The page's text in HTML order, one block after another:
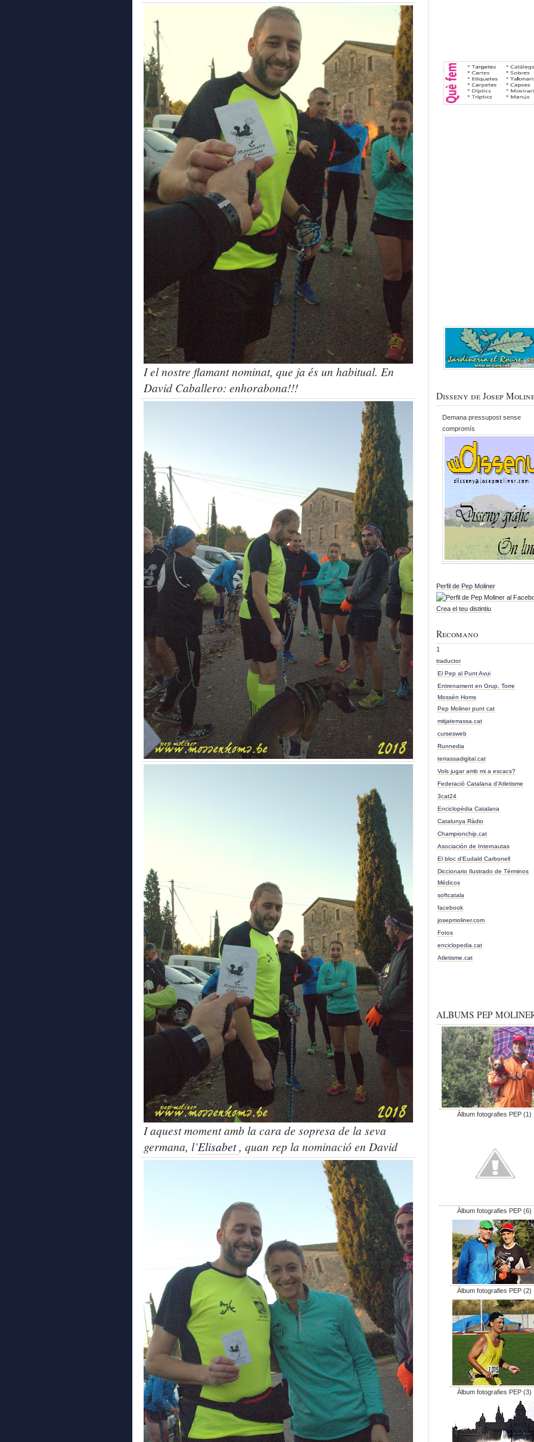
I el nostre flamant nominat, que ja és un habitual. En
David Caballero: enhorabona!!!
I aquest moment amb la cara de sopresa de la seva
germana, l’Elisabet, quan rep la nominació en David
Disseny de Josep
Demana pressupost sense
compromís
Perfil de Pep Moliner
Crea el teu distintiu
Recomano
1
traductor
El Pep al Punt Avui
Entrenament en Grup, Torre
Mossèn Homs
Pep Moliner punt cat
mitjaterrassa.cat
cursesweb
Runnedia
terrassadigital.cat
Vols jugar amb mi a escacs?
Federació Catalana d'Atletisme
3cat24
Enciclopèdia Catalana
Catalunya Ràdio
Championchip.cat
Asociación de Internautas
El bloc d'Eudald Carbonell
Diccionario Ilustrado de Términos
Médicos
softcatala
facebook
josepmoliner.com
Fotos
enciclopedia.cat
Atletisme.cat
ALBUMS PEP
Àlbum fotografies PEP (1)
Àlbum fotografies PEP (6)
Àlbum fotografies PEP (2)
Àlbum fotografies PEP (3)